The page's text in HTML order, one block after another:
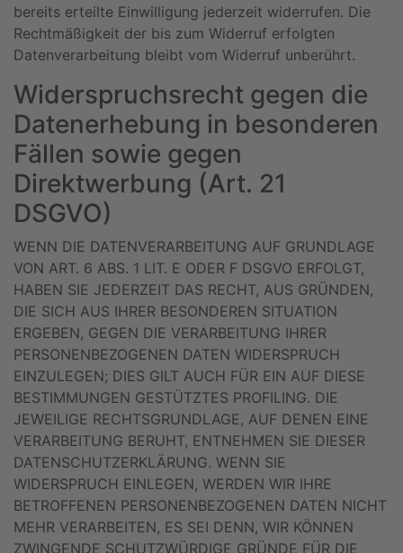
bereits erteilte Einwilligung jederzeit widerrufen. Die
Rechtmäßigkeit der bis zum Widerruf erfolgten
Datenverarbeitung bleibt vom Widerruf unberührt.
Widerspruchsrecht gegen die
Datenerhebung in besonderen
Fällen sowie gegen
Direktwerbung (Art. 21
DSGVO)
WENN DIE DATENVERARBEITUNG AUF GRUNDLAGE
VON ART. 6 ABS. 1 LIT. E ODER F DSGVO ERFOLGT,
HABEN SIE JEDERZEIT DAS RECHT, AUS GRÜNDEN,
DIE SICH AUS IHRER BESONDEREN SITUATION
ERGEBEN, GEGEN DIE VERARBEITUNG IHRER
PERSONENBEZOGENEN DATEN WIDERSPRUCH
EINZULEGEN; DIES GILT AUCH FÜR EIN AUF DIESE
BESTIMMUNGEN GESTÜTZTES PROFILING. DIE
JEWEILIGE RECHTSGRUNDLAGE, AUF DENEN EINE
VERARBEITUNG BERUHT, ENTNEHMEN SIE DIESER
DATENSCHUTZERKLÄRUNG. WENN SIE
WIDERSPRUCH EINLEGEN, WERDEN WIR IHRE
BETROFFENEN PERSONENBEZOGENEN DATEN NICHT
MEHR VERARBEITEN, ES SEI DENN, WIR KÖNNEN
ZWINGENDE SCHUTZWÜRDIGE GRÜNDE FÜR DIE